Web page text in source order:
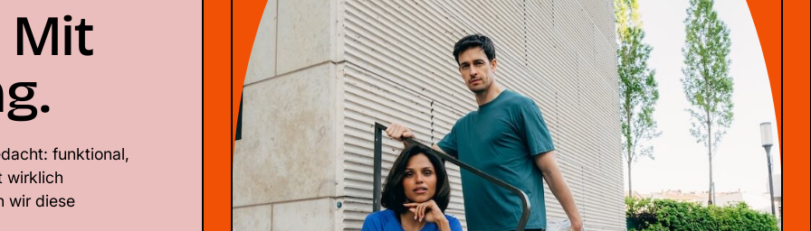
Mit
funktional,
wirklich
wir diese